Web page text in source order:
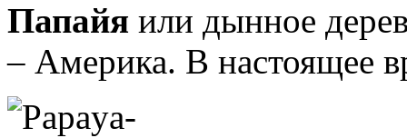
Папайя или дынное
– Америка. В настоящее